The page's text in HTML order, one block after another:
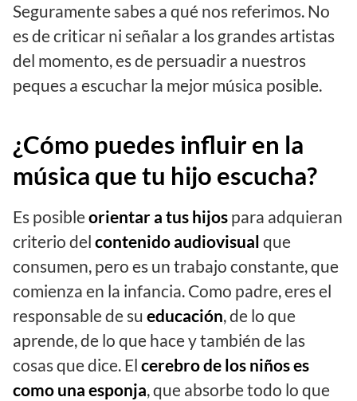
Seguramente sabes a qué nos referimos. No
es de criticar ni señalar a los grandes artistas
del momento, es de persuadir a nuestros
peques a escuchar la mejor música posible.
¿Cómo puedes influir en la
música que tu hijo escucha?
Es posibleorientar a tus hijos para adquieran
criterio del contenido audiovisual que
consumen, pero es un trabajo constante, que
comienza en la infancia. Como padre, eres el
responsable de su educación, de lo que
aprende, de lo que hace y también de las
cosas que dice. El cerebro de los niños es
como una esponja, que absorbe todo lo que